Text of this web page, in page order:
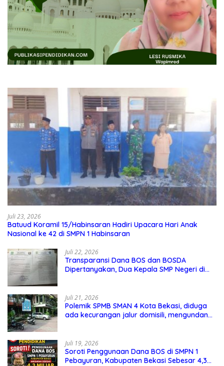
Juli 23, 2026
Batuud Koramil 15/Habinsaran Hadiri Upacara Hari Anak
Nasional ke 42 di SMPN 1 Habinsaran
Juli 22, 2026
Transparansi Dana BOS dan BOSDA
Dipertanyakan, Dua Kepala SMP Negeri di
Juli 21, 2026
Polemik SPMB SMAN 4 Kota Bekasi, diduga
ada kecurangan jalur domisili, mengundang
Juli 19, 2026
Soroti Penggunaan Dana BOS di SMPN 1
Pebayuran, Kabupaten Bekasi Sebesar 4,3